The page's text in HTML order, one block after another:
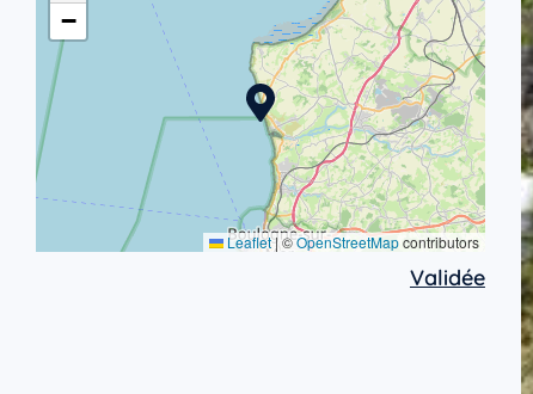
−
Leaflet|©OpenStreetMapcontributors
Validée